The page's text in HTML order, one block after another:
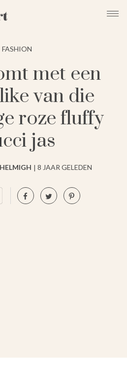
FASHION
met een
van die
roze fluffy
jas
8 JAAR GELEDEN